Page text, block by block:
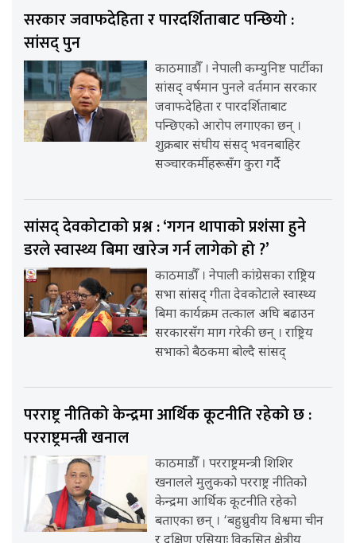
सरकार जवाफदेहिता र पारदर्शिताबाट पन्छियो :
सांसद् पुन
काठमााडौँ । नेपाली कम्युनिष्ट पार्टीका
सांसद् वर्षमान पुनले वर्तमान सरकार
जवाफदेहिता र पारदर्शिताबाट
पन्छिएको आरोप लगाएका छन् ।
शुक्रबार संघीय संसद् भवनबाहिर
सञ्चारकर्मीहरूसँग कुरा गर्दै
सांसद् देवकोटाको प्रश्न : ‘गगन थापाको प्रशंसा हुने
डरले स्वास्थ्य बिमा खारेज गर्न लागेको हो ?’
काठमाडौँ । नेपाली कांग्रेसका राष्ट्रिय
सभा सांसद् गीता देवकोटाले स्वास्थ्य
बिमा कार्यक्रम तत्काल अघि बढाउन
सरकारसँग माग गरेकी छन् । राष्ट्रिय
सभाको बैठकमा बोल्दै सांसद्
परराष्ट्र नीतिको केन्द्रमा आर्थिक कूटनीति रहेको छ :
परराष्ट्रमन्त्री खनाल
काठमाडौँ । परराष्ट्रमन्त्री शिशिर
खनालले मुलुकको परराष्ट्र नीतिको
केन्द्रमा आर्थिक कूटनीति रहेको
बताएका छन् । ‘बहुध्रुवीय विश्वमा चीन